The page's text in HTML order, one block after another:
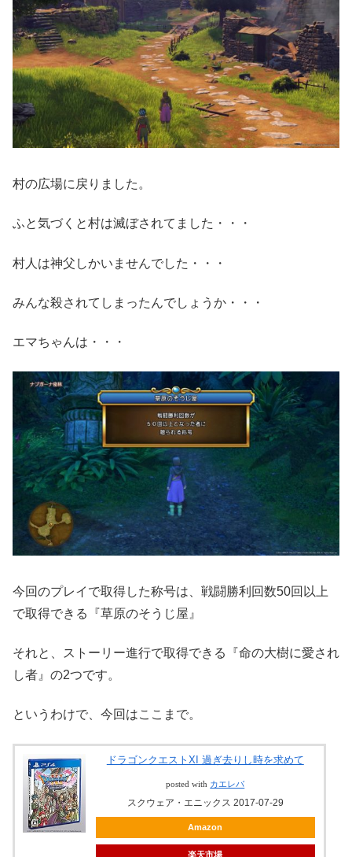
村の広場に戻りました。
ふと気づくと村は滅ぼされてました・・・
村人は神父しかいませんでした・・・
みんな殺されてしまったんでしょうか・・・
エマちゃんは・・・
今回のプレイで取得した称号は、戦闘勝利回数50回以上
で取得できる『草原のそうじ屋』
それと、ストーリー進行で取得できる『命の大樹に愛され
し者』の2つです。
というわけで、今回はここまで。
ドラゴンクエストXI 過ぎ去りし時を求めて
posted with カエレバ
スクウェア・エニックス 2017-07-29
Amazon
楽天市場